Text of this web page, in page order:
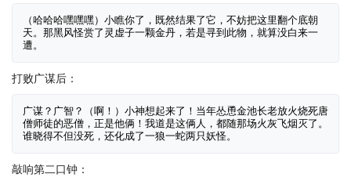
（哈哈哈嘿嘿嘿）小瞧你了，既然结果了它，不妨把这里翻个底朝
天。那黑风怪赏了灵虚子一颗金丹，若是寻到此物，就算没白来一
打败广谋后：
广谋？广智？（啊！）小神想起来了！当年怂恿金池长老放火烧死唐
僧师徒的恶僧，正是他俩！我道是这俩人，都随那场火灰飞烟灭了。
敲响第二口钟：